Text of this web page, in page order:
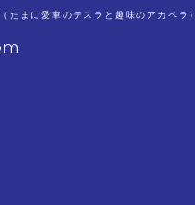
たまに愛車のテスラと趣味のアカペラ）